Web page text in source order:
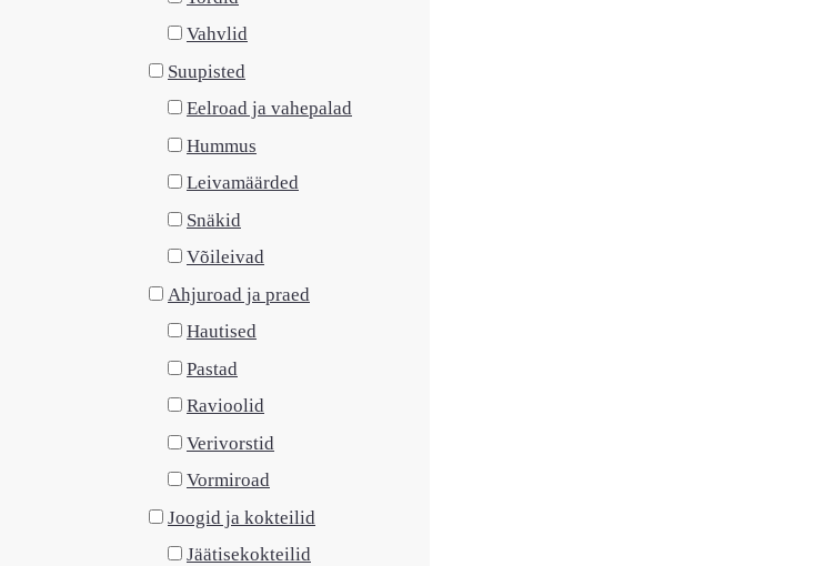
Vahvlid
Suupisted
Eelroad ja vahepalad
Hummus
Leivamäärded
Snäkid
Võileivad
Ahjuroad ja praed
Hautised
Pastad
Ravioolid
Verivorstid
Vormiroad
Joogid ja kokteilid
Jäätisekokteilid